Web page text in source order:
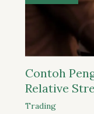
Contoh
Relative
Trading